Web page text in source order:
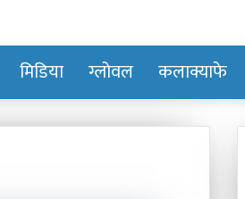
मिडिया ग्लोवल कलाक्याफे